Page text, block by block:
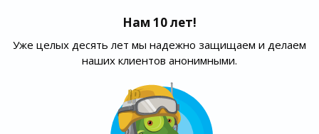
Нам 10 лет!
Уже целых десять лет мы надежно защищаем и делаем
наших клиентов анонимными.